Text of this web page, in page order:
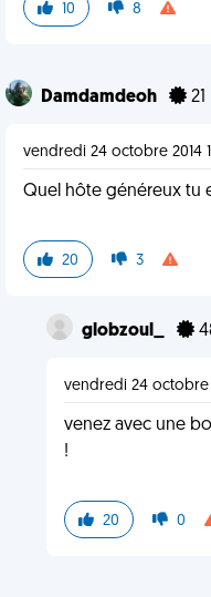
10 8
Damdamdeoh 21
vendredi 24 octobre 2014
Quel hôte généreux tu
20 3
globzoul_
vendredi 24 octobre
venez avec une
!
20 0